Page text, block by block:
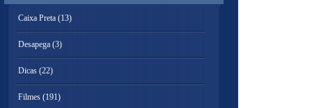
Caixa Preta (13)
Desapega (3)
Dicas (22)
Filmes (191)